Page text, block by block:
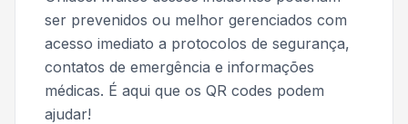
ser prevenidos ou melhor gerenciados com
acesso imediato a protocolos de segurança,
contatos de emergência e informações
médicas. É aqui que os QR codes podem
ajudar!